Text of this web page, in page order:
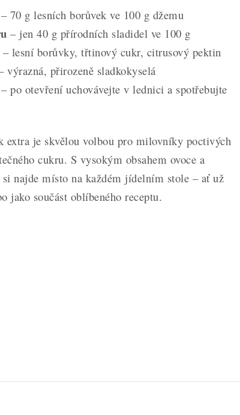
– 70 g lesních borůvek ve 100 g džemu
– jen 40 g přírodních sladidel ve 100 g
– lesní borůvky, třtinový cukr, citrusový pektin
výrazná, přirozeně sladkokyselá
po otevření uchovávejte v lednici a spotřebujte
extra je skvělou volbou pro milovníky poctivých
cukru. S vysokým obsahem ovoce a
najde místo na každém jídelním stole – ať už
jako součást oblíbeného receptu.